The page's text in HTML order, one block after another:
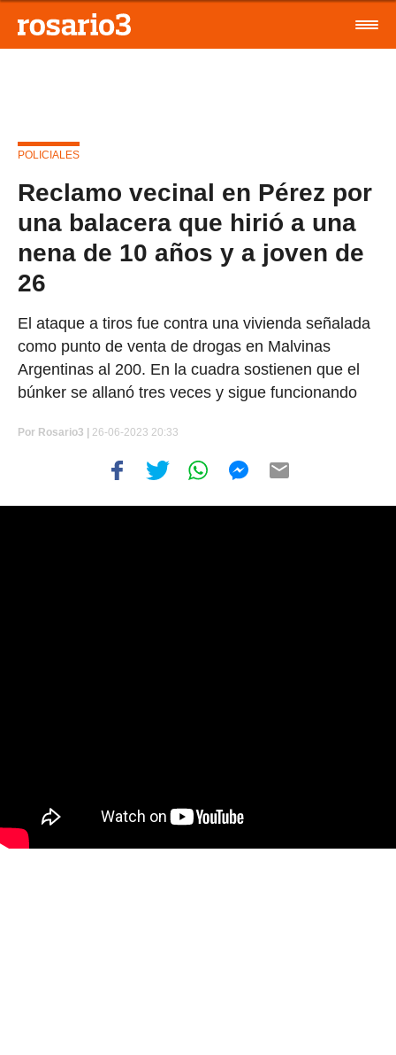
POLICIALES
Reclamo vecinal en Pérez por
una balacera que hirió a una
nena de 10 años y a joven de
26
El ataque a tiros fue contra una vivienda señalada
como punto de venta de drogas en Malvinas
Argentinas al 200. En la cuadra sostienen que el
búnker se allanó tres veces y sigue funcionando
Por Rosario3 | 26-06-2023 20:33